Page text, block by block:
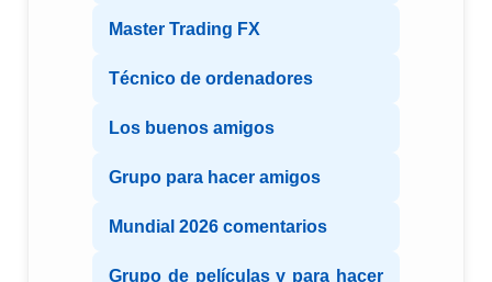
Master Trading FX
Técnico de ordenadores
Los buenos amigos
Grupo para hacer amigos
Mundial 2026 comentarios
Grupo de películas y para hacer